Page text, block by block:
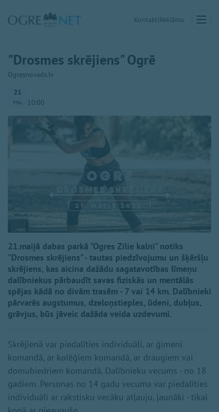
KontaktiReklāma
"Drosmes skrējiens" Ogrē
Ogresnovads.lv
21
Mai 10:00
21.maijā dabas parkā "Ogres Zilie kalni" notiks
"Drosmes skrējiens" - tautas piedzīvojumu un šķēršļu
skrējiens, kas aicina dažādu sagatavotības līmeņu
dalībniekus pārbaudīt savas fiziskās un mentālās
spējas kādā no divām trasēm - 7 vai 14 km. Dalībnieki
pārvarēs augstumus, dzeloņstieples, ūdeni, dubļus,
grāvjus, būs jāveic dažāda veida uzdevumi.
Skrējienā var piedalīties individuāli, ar ģimeni
komandā, ar kolēģiem komandā, ar draugiem vai
domubiedriem komandā. Dalībnieku vecums - no 18
gadiem. Personas no 14 gadu vecuma var piedalīties
individuāli ar rakstisku vecāku atļauju, jaunāki - tikai